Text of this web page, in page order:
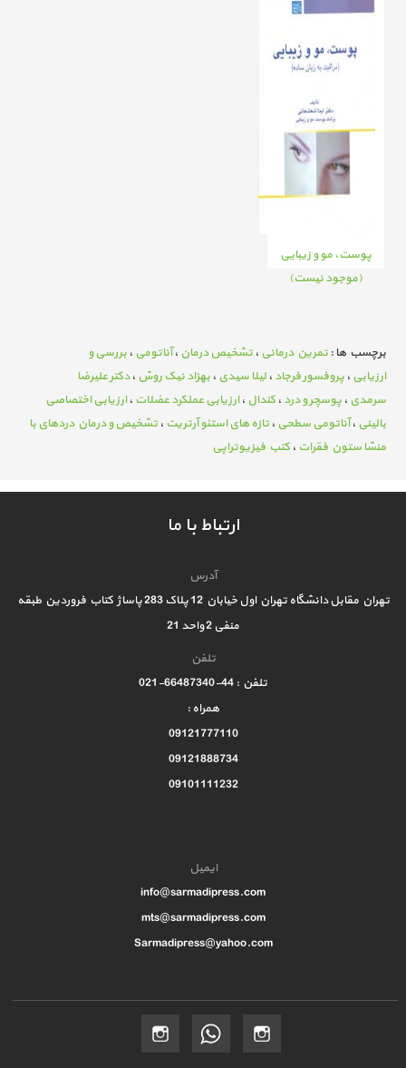
نیست)
پوست، مو و زیبایی
(موجود نیست)
برچسب ها : تمرین درمانی ، تشخیص درمان ،آناتومی ، بررسی و
ارزیابی ، پروفسور فرجاد ، لیلا سیدی ، بهزاد نیک روش ،دکتر علیرضا
سرمدی ، پوسچر و درد ، کندال ،ارزیابی عملکرد عضلات ،ارزیابی اختصاصی
بالینی ،آناتومی سطحی ، تازه های استئو آرتریت ، تشخیص و درمان دردهای با
منشا ستون فقرات ، کتب فیزیوتراپی
ارتباط با ما
آدرس
تهران مقابل دانشگاه تهران اول خیابان 12 پلاک 283 پاساژ کتاب فروردین طبقه
منفی 2 واحد 21
تلفن
تلفن : 44-66487340-021
همراه :
09121777110
09121888734
09101111232
ایمیل
info@sarmadipress.com
mts@sarmadipress.com
Sarmadipress@yahoo.com